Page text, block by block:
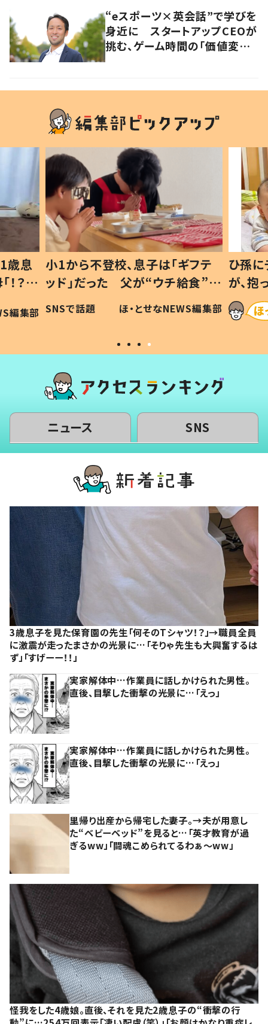
“eスポーツ×英会話”で学びを
身近に スタートアップCEOが
挑む、ゲーム時間の「価値変容」
歳息
？」
編集部
小1から不登校、息子は「ギフテ
ッド」だった 父が“ウチ給食”を
作り続ける理由とは #令和の親
#令和の子
SNSで話題 ほ・とせなNEWS編集部
ひ孫
が、
「涙が
い」
ニュース SNS
3歳息子を見た保育園の先生「何そのTシャツ！？」→職員全員
に激震が走ったまさかの光景に…「そりゃ先生も大興奮するは
ず」「すげーー！！」
実家解体中…作業員に話しかけられた男性。
直後、目撃した衝撃の光景に…「えっ」
実家解体中…作業員に話しかけられた男性。
直後、目撃した衝撃の光景に…「えっ」
里帰り出産から帰宅した妻子。→夫が用意し
た“ベビーベッド”を見ると…「英才教育が過
ぎるww」「闘魂こめられてるわぁ～ww」
怪我をした4歳娘。直後、それを見た2歳息子の“衝撃の行